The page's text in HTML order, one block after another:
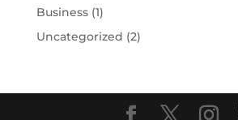
Business(1)
Uncategorized (2)